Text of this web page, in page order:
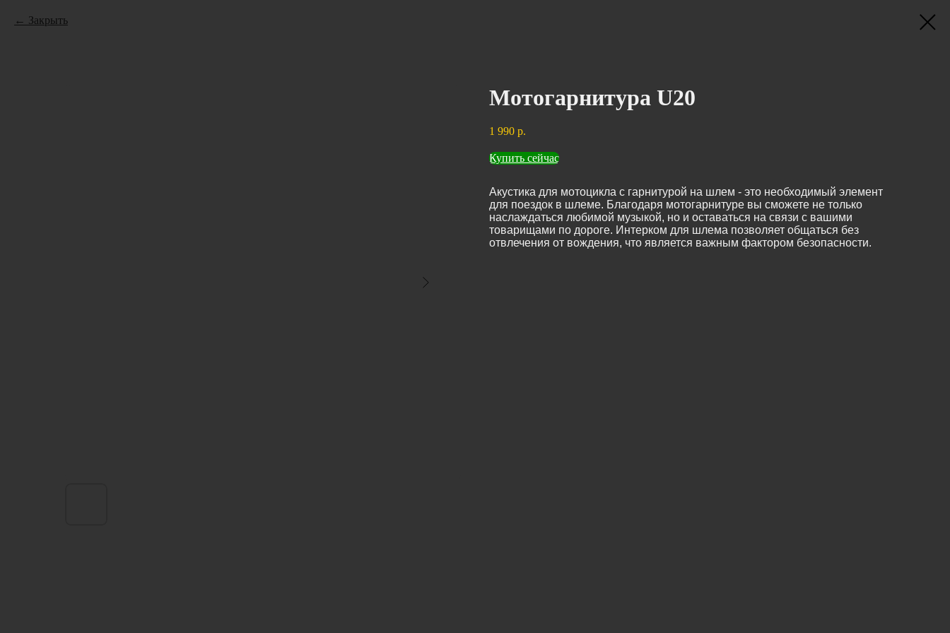
Закрыть
Мотогарнитура U20
1 990 р.
Купить сейчас
Акустика для мотоцикла с гарнитурой на шлем - это необходимый элемент
для поездок в шлеме. Благодаря мотогарнитуре вы сможете не только
наслаждаться любимой музыкой, но и оставаться на связи с вашими
товарищами по дороге. Интерком для шлема позволяет общаться без
отвлечения от вождения, что является важным фактором безопасности.